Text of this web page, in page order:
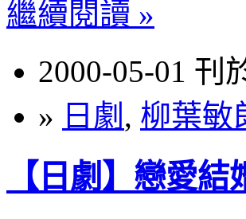
繼續閱讀 »
2000-05-01 刊
» 日劇 , 柳葉敏
【日劇】戀愛結